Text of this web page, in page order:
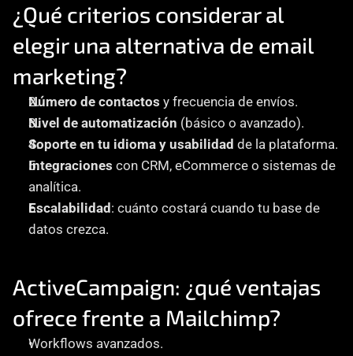
¿Qué criterios considerar al
elegir una alternativa de email
marketing?
Número de contactos y frecuencia de envíos.
Nivel de automatización (básico o avanzado).
Soporte en tu idioma y usabilidad de la plataforma.
Integraciones con CRM, eCommerce o sistemas de
analítica.
Escalabilidad : cuánto costará cuando tu base de
datos crezca.
ActiveCampaign: ¿qué ventajas
ofrece frente a Mailchimp?
Workflows avanzados.